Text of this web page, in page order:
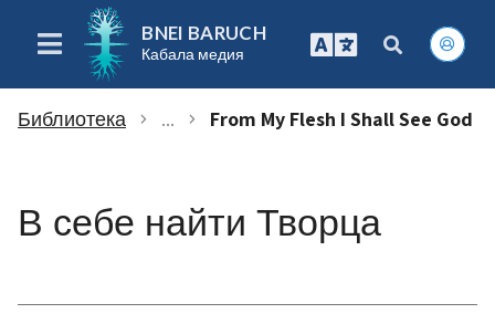
BNEI BARUCH
Кабала медия
Библиотека chevron_right ... chevron_right From My Flesh I Shall See God
В себе найти Творца